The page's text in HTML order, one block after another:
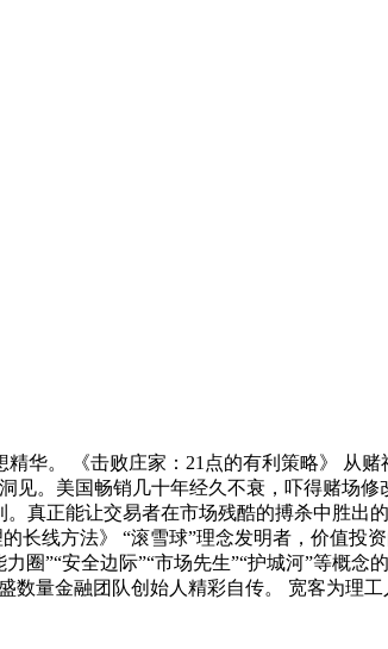
华。 《击败庄家：21点的有利策略》 从
。美国畅销几十年经久不衰，吓得赌场修
真正能让交易者在市场残酷的搏杀中胜出
线方法》 “滚雪球”理念发明者，价值投
”“安全边际”“市场先生”“护城河”等概念
数量金融团队创始人精彩自传。 宽客为理